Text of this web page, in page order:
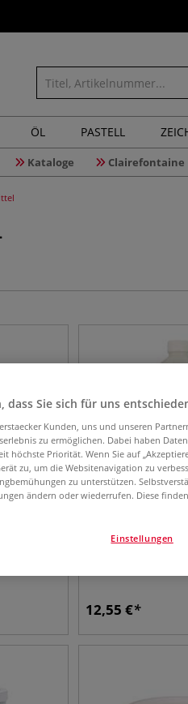
ÖL PASTELL
Kataloge Clairefontaine
12,55 €
dass Sie sich für uns
Kunden, uns und unseren
zu ermöglichen. Dabei haben
höchste Priorität. Wenn Sie auf
zu, um die Websitenavigation zu
zu unterstützen.
ändern oder wiederrufen. Diese
Einstellungen